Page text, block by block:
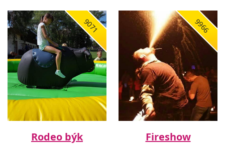
9071
Rodeo býk
9966
Fireshow